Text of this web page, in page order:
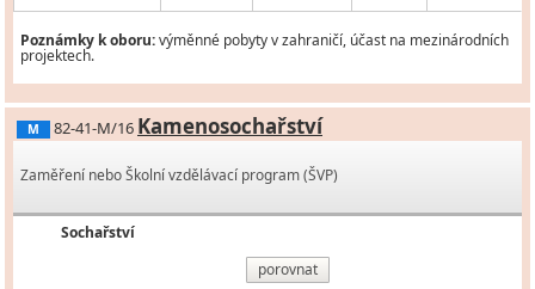
Poznámky k oboru:výměnné pobyty v zahraničí, účast na mezinárodních
projektech.
M 82-41-M/16 Kamenosochařství
Zaměření nebo Školní vzdělávací program (ŠVP)
Sochařství
porovnat